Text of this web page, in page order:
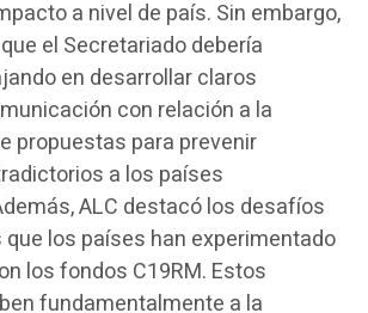
a nivel de país. Sin embargo,
el Secretariado debería
en desarrollar claros
con relación a la
propuestas para prevenir
a los países
ALC destacó los desafíos
los países han experimentado
los fondos C19RM. Estos
fundamentalmente a la